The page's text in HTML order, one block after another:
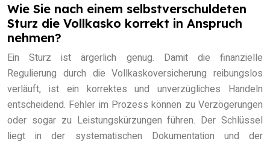
Wie Sie nach einem selbstverschuldeten
Sturz die Vollkasko korrekt in Anspruch
nehmen?
Ein Sturz ist ärgerlich genug. Damit die finanzielle
Regulierung durch die Vollkaskoversicherung reibungslos
verläuft, ist ein korrektes und unverzügliches Handeln
entscheidend. Fehler im Prozess können zu Verzögerungen
oder sogar zu Leistungskürzungen führen. Der Schlüssel
liegt in der systematischen Dokumentation und der